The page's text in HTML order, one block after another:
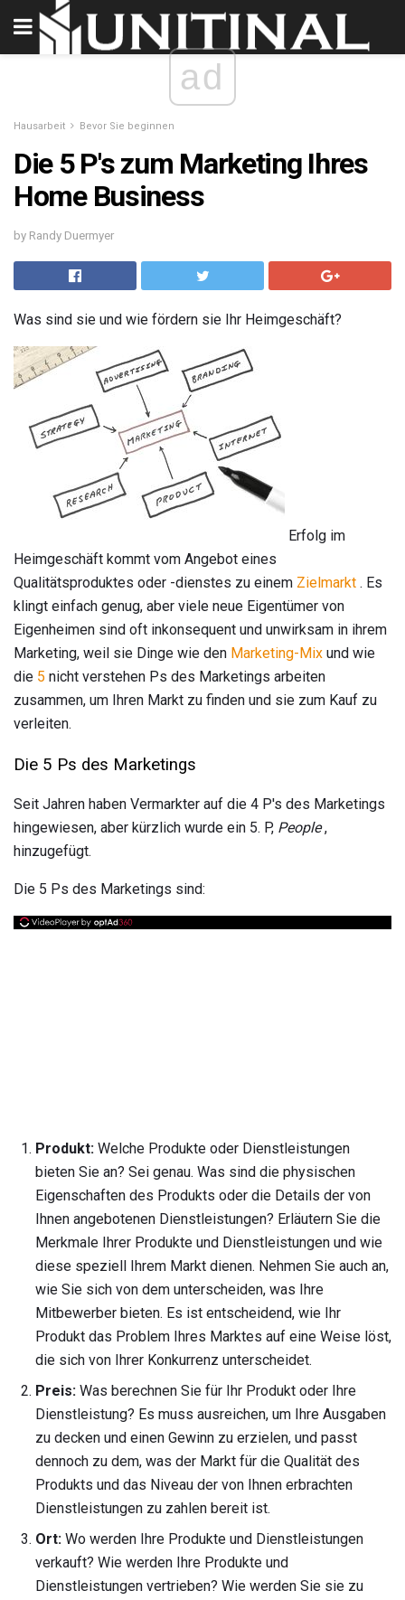
ad
Hausarbeit Bevor Sie beginnen
Die 5 P's zum Marketing Ihres
Home Business
by Randy Duermyer
Was sind sie und wie fördern sie Ihr Heimgeschäft?
Erfolg im
Heimgeschäft kommt vom Angebot eines
Qualitätsproduktes oder -dienstes zu einem Zielmarkt . Es
klingt einfach genug, aber viele neue Eigentümer von
Eigenheimen sind oft inkonsequent und unwirksam in ihrem
Marketing, weil sie Dinge wie den Marketing-Mix und wie
die 5 nicht verstehen Ps des Marketings arbeiten
zusammen, um Ihren Markt zu finden und sie zum Kauf zu
verleiten.
Die 5 Ps des Marketings
Seit Jahren haben Vermarkter auf die 4 P's des Marketings
hingewiesen, aber kürzlich wurde ein 5. P, People,
hinzugefügt.
Die 5 Ps des Marketings sind:
Produkt: Welche Produkte oder Dienstleistungen
bieten Sie an? Sei genau. Was sind die physischen
Eigenschaften des Produkts oder die Details der von
Ihnen angebotenen Dienstleistungen? Erläutern Sie die
Merkmale Ihrer Produkte und Dienstleistungen und wie
diese speziell Ihrem Markt dienen. Nehmen Sie auch an,
wie Sie sich von dem unterscheiden, was Ihre
Mitbewerber bieten. Es ist entscheidend, wie Ihr
Produkt das Problem Ihres Marktes auf eine Weise löst,
die sich von Ihrer Konkurrenz unterscheidet.
Preis: Was berechnen Sie für Ihr Produkt oder Ihre
Dienstleistung? Es muss ausreichen, um Ihre Ausgaben
zu decken und einen Gewinn zu erzielen, und passt
dennoch zu dem, was der Markt für die Qualität des
Produkts und das Niveau der von Ihnen erbrachten
Dienstleistungen zu zahlen bereit ist.
Ort: Wo werden Ihre Produkte und Dienstleistungen
verkauft? Wie werden Ihre Produkte und
Dienstleistungen vertrieben? Wie werden Sie sie zu